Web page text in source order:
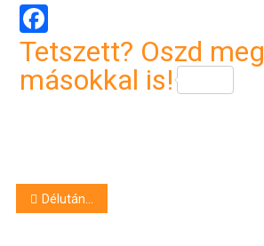
Facebook
Tetszett? Oszd meg
másokkal is!
Bejegyzés
Délutáni csókok – Debrecenben is